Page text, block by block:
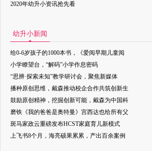
2020年幼升小资讯抢先看
幼升小新闻
给0-6岁孩子的1000本书，《爱阅早期儿童阅
小学瞭望台，“解码”小学作息密码
“思辨·探索未知”教学研讨会，聚焦新媒体
播种原创思维，戴森推动校企合作共筑创新生
鼓励原创精神，挖掘创新可能，戴森为中国科
磨铁《我的爸爸是奥特曼》宫西达也给所有父
斑马家政云重磅发布HCST家庭育儿新模式
上飞书8个月，海亮硕果累累，产出百余案例